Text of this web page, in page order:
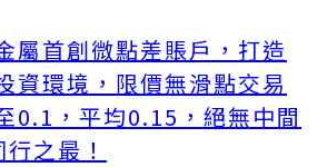
屬首創微點差賬戶，打造
資環境，限價無滑點交易
0.1，平均0.15，絕無中間
之最！